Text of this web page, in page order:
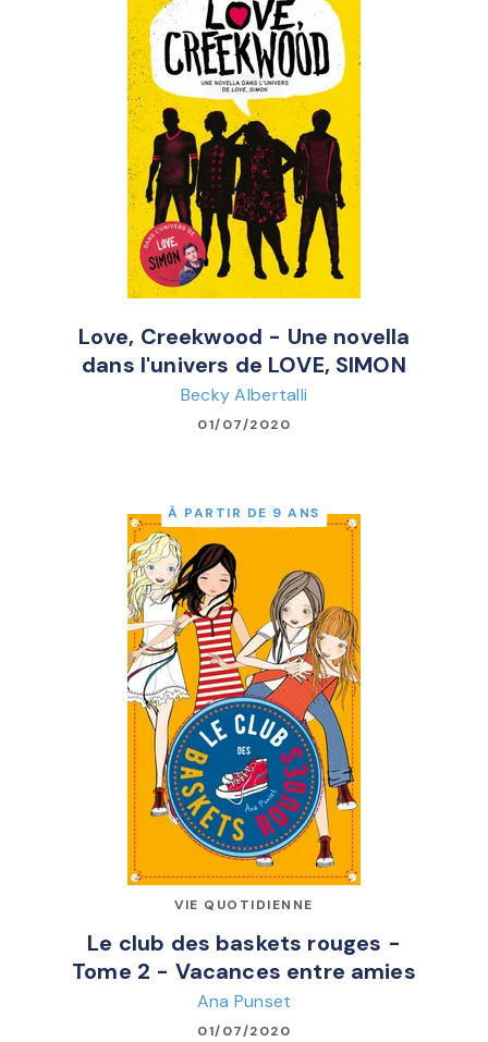
Love, Creekwood - Une novella
dans l'univers de LOVE, SIMON
Becky Albertalli
01/07/2020
À PARTIR DE 9 ANS
VIE QUOTIDIENNE
Le club des baskets rouges -
Tome 2 - Vacances entre amies
Ana Punset
01/07/2020